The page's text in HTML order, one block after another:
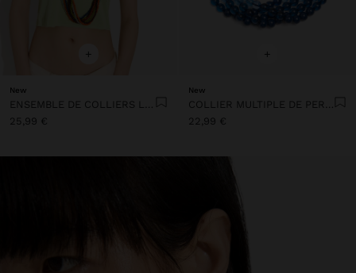
+
New
ENSEMBLE DE COLLIERS LONGS EN RÉSINE
25,99 €
+
New
COLLIER MULTIPLE DE PERLES EN RÉSINE DÉGRADÉES
22,99 €